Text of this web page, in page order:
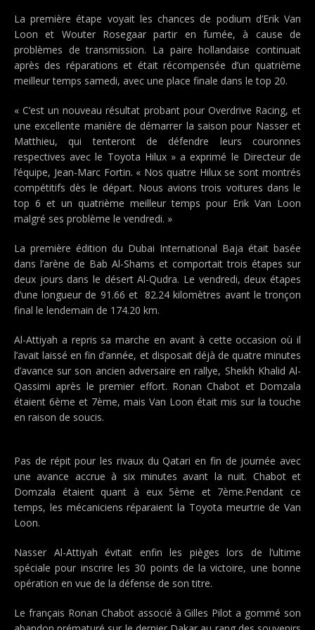
La première étape voyait les chances de podium d’Erik Van
Loon et Wouter Rosegaar partir en fumée, à cause de
problèmes de transmission. La paire hollandaise continuait
après des réparations et était récompensée d’un quatrième
meilleur temps samedi, avec une place finale dans le top 20.
« C’est un nouveau résultat probant pour Overdrive Racing, et
une excellente manière de démarrer la saison pour Nasser et
Matthieu, qui tenteront de défendre leurs couronnes
respectives avec le Toyota Hilux » a exprimé le Directeur de
l’équipe, Jean-Marc Fortin. « Nos quatre Hilux se sont montrés
compétitifs dès le départ. Nous avions trois voitures dans le
top 6 et un quatrième meilleur temps pour Erik Van Loon
malgré ses problème le vendredi. »
La première édition du Dubai International Baja était basée
dans l’arène de Bab Al-Shams et comportait trois étapes sur
deux jours dans le désert Al-Qudra. Le vendredi, deux étapes
d’une longueur de 91.66 et 82.24 kilomètres avant le tronçon
final le lendemain de 174.20 km.
Al-Attiyah a repris sa marche en avant à cette occasion où il
l’avait laissé en fin d’année, et disposait déjà de quatre minutes
d’avance sur son ancien adversaire en rallye, Sheikh Khalid Al-
Qassimi après le premier effort. Ronan Chabot et Domzala
étaient 6ème et 7ème, mais Van Loon était mis sur la touche
en raison de soucis.
Pas de répit pour les rivaux du Qatari en fin de journée avec
une avance accrue à six minutes avant la nuit. Chabot et
Domzala étaient quant à eux 5ème et 7ème.Pendant ce
temps, les mécaniciens réparaient la Toyota meurtrie de Van
Loon.
Nasser Al-Attiyah évitait enfin les pièges lors de l’ultime
spéciale pour inscrire les 30 points de la victoire, une bonne
opération en vue de la défense de son titre.
Le français Ronan Chabot associé à Gilles Pilot a gommé son